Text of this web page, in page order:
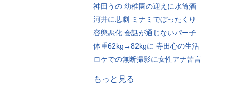
神田うの 幼稚園の迎えに水筒酒
河井に悲劇 ミナミでぼったくり
容態悪化 会話が通じないパー子
体重62kg→82kgに 寺田心の生活
ロケでの無断撮影に女性アナ苦言
もっと見る